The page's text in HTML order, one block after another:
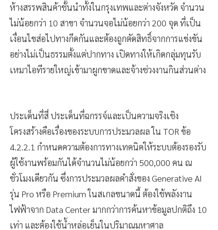
สาขา รวมจำนวนจอไม่น้อยกว่า 6,000 จุด ภายในและนอก
ห้างสรรพสินค้าชั้นนำทั้งในกรุงเทพและต่างจังหวัด จำนวน
ไม่น้อยกว่า 10 สาขา จำนวนจอไม่น้อยกว่า 200 จุด ที่เป็น
เงื่อนไขส่อไปทางกีดกันและต้องถูกตัดสิทธิ์จากการแข่งขัน
อย่างไม่เป็นธรรมตั้งแต่ปากทาง เปิดทางให้เกิดกลุ่มทุนรับ
ประเด็นที่สี่ ประเด็นที่ฉกรรจ์และเป็นความจริงเชิง
โครงสร้างคือเรื่องของระบบการประมวลผล ใน TOR ข้อ
4.2.2.1 กำหนดความต้องการทางเทคนิคให้ระบบต้องรองรับ
ผู้ใช้งานพร้อมกันได้จำนวนไม่น้อยกว่า 500,000 คน ณ
ชั่วโมงเดียวกัน ซึ่งการประมวลผลคำสั่งของ Generative AI
รุ่น Pro หรือ Premium ในสเกลขนาดนี้ ต้องใช้พลังงาน
ไฟฟ้าจาก Data Center มากกว่าการค้นหาข้อมูลปกติถึง 10